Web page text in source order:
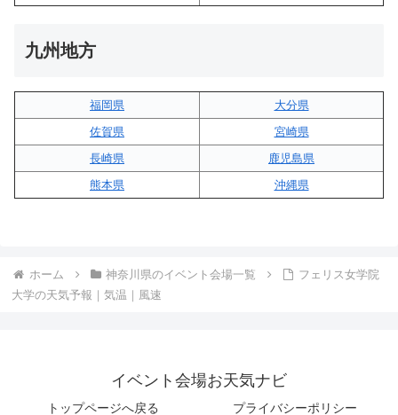
九州地方
福岡県
大分県
佐賀県
宮崎県
長崎県
鹿児島県
熊本県
沖縄県
ホーム 神奈川県のイベント会場一覧
フェリス女学院
大学の天気予報｜気温｜風速
イベント会場お天気ナビ
トップページへ戻る プライバシーポリシー